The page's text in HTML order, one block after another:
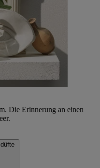
Die Erinnerung an einen